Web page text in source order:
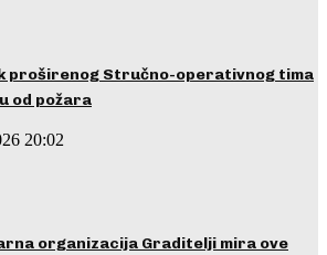
proširenog Stručno-operativnog tima
od požara
20:02
organizacija Graditelji mira ove